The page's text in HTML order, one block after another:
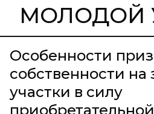
МОЛОДОЙ
Особенности
собственности
участки в силу